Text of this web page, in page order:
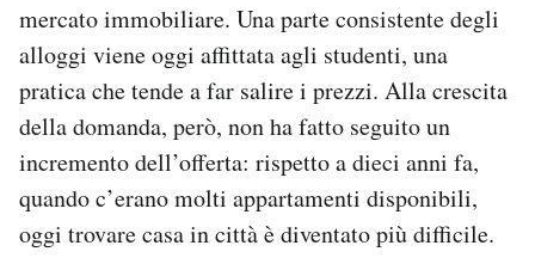
mercato immobiliare. Una parte consistente degli
alloggi viene oggi affittata agli studenti, una
pratica che tende a far salire i prezzi. Alla crescita
della domanda, però, non ha fatto seguito un
incremento dell’offerta: rispetto a dieci anni fa,
quando c’erano molti appartamenti disponibili,
oggi trovare casa in città è diventato più difficile.